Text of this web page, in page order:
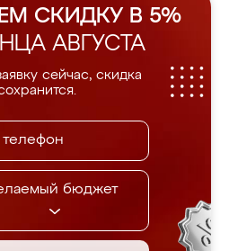
СКИДКУ В 5%
АВГУСТА
сейчас, скидка
бюджет